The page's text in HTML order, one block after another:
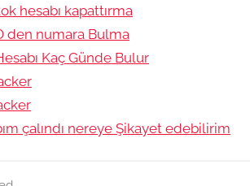
hesabı kapattırma
den numara Bulma
Kaç Günde Bulur
çalındı nereye Şikayet edebilirim